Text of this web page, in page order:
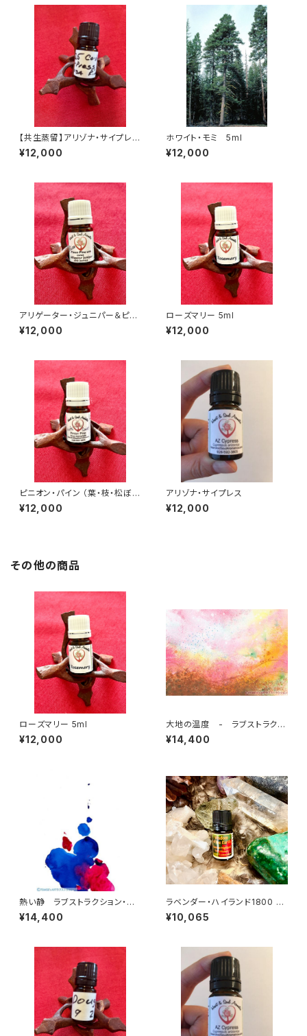
【共生蒸留】アリゾナ・サイプレス
＆ポンデローサ・パイン
¥12,000
ホワイト・モミ 5ml
¥12,000
アリゲーター・ジュニパー＆ピニ
オン・パイン共生蒸留
¥12,000
ローズマリー 5ml
¥12,000
ピニオン・パイン （葉・枝・松ぼっ
くり）5ml
¥12,000
アリゾナ・サイプレス
¥12,000
その他の商品
ローズマリー 5ml
¥12,000
大地の温度 - ラブストラクシ
ョン・アート 7 by 仲丸友恵
¥14,400
熱い静 ラブストラクション・ア
ート 10 by 仲丸友恵
¥14,400
ラベンダー・ハイランド1800 <5
ml>
¥10,065